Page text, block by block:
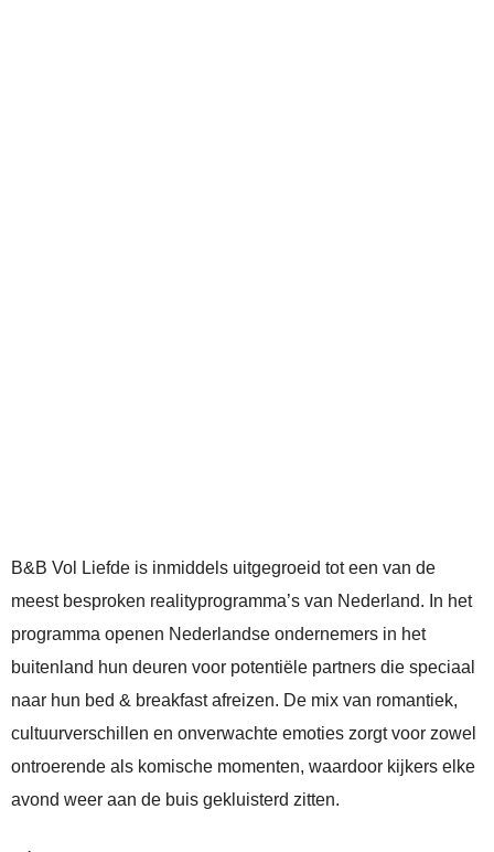
B&B Vol Liefde is inmiddels uitgegroeid tot een van de
meest besproken realityprogramma’s van Nederland. In het
programma openen Nederlandse ondernemers in het
buitenland hun deuren voor potentiële partners die speciaal
naar hun bed & breakfast afreizen. De mix van romantiek,
cultuurverschillen en onverwachte emoties zorgt voor zowel
ontroerende als komische momenten, waardoor kijkers elke
avond weer aan de buis gekluisterd zitten.